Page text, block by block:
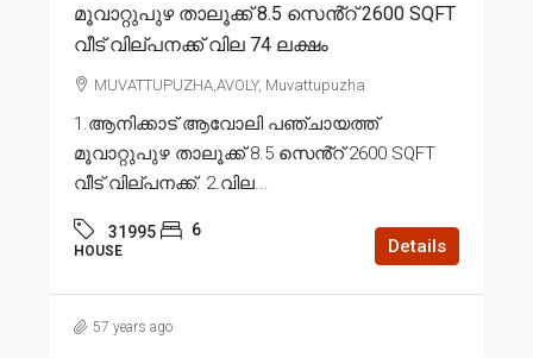
മൂവാറ്റുപുഴ താലൂക്ക് 8.5 സെൻ്റ് 2600 SQFT
വീട് വില്പനക്ക് വില 74 ലക്ഷം
MUVATTUPUZHA,AVOLY, Muvattupuzha
1.ആനിക്കാട് ആവോലി പഞ്ചായത്ത്
മൂവാറ്റുപുഴ താലൂക്ക് 8.5 സെൻ്റ് 2600 SQFT
വീട് വില്പനക്ക്. 2.വില...
31995 6
HOUSE Details
57 years ago